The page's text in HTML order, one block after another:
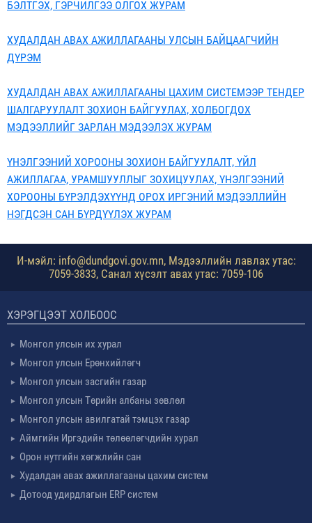
БЭЛТГЭХ, ГЭРЧИЛГЭЭ ОЛГОХ ЖУРАМ
ХУДАЛДАН АВАХ АЖИЛЛАГААНЫ УЛСЫН БАЙЦААГЧИЙН
ДҮРЭМ
ХУДАЛДАН АВАХ АЖИЛЛАГААНЫ ЦАХИМ СИСТЕМЭЭР ТЕНДЕР
ШАЛГАРУУЛАЛТ ЗОХИОН БАЙГУУЛАХ, ХОЛБОГДОХ
МЭДЭЭЛЛИЙГ ЗАРЛАН МЭДЭЭЛЭХ ЖУРАМ
ҮНЭЛГЭЭНИЙ ХОРООНЫ ЗОХИОН БАЙГУУЛАЛТ, ҮЙЛ
АЖИЛЛАГАА, УРАМШУУЛЛЫГ ЗОХИЦУУЛАХ, ҮНЭЛГЭЭНИЙ
ХОРООНЫ БҮРЭЛДЭХҮҮНД ОРОХ ИРГЭНИЙ МЭДЭЭЛЛИЙН
НЭГДСЭН САН БҮРДҮҮЛЭХ ЖУРАМ
И-мэйл: info@dundgovi.gov.mn, Мэдээллийн лавлах утас:
7059-3833, Санал хүсэлт авах утас: 7059-106
ХЭРЭГЦЭЭТ ХОЛБООС
Монгол улсын их хурал
Монгол улсын Ерөнхийлөгч
Монгол улсын засгийн газар
Монгол улсын Төрийн албаны зөвлөл
Монгол улсын авилгатай тэмцэх газар
Аймгийн Иргэдийн төлөөлөгчдийн хурал
Орон нутгийн хөгжлийн сан
Худалдан авах ажиллагааны цахим систем
Дотоод удирдлагын ERP систем